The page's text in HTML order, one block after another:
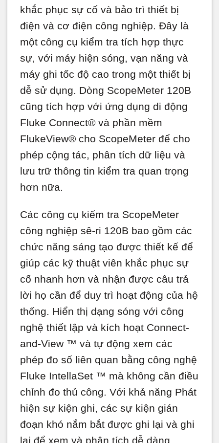
khắc phục sự cố và bảo trì thiết bị
điện và cơ điện công nghiệp. Đây là
một công cụ kiểm tra tích hợp thực
sự, với máy hiện sóng, vạn năng và
máy ghi tốc độ cao trong một thiết bị
dễ sử dụng. Dòng ScopeMeter 120B
cũng tích hợp với ứng dụng di động
Fluke Connect® và phần mềm
FlukeView® cho ScopeMeter để cho
phép cộng tác, phân tích dữ liệu và
lưu trữ thông tin kiểm tra quan trọng
hơn nữa.
Các công cụ kiểm tra ScopeMeter
công nghiệp sê-ri 120B bao gồm các
chức năng sáng tạo được thiết kế để
giúp các kỹ thuật viên khắc phục sự
cố nhanh hơn và nhận được câu trả
lời họ cần để duy trì hoạt động của hệ
thống. Hiển thị dạng sóng với công
nghệ thiết lập và kích hoạt Connect-
and-View ™ và tự động xem các
phép đo số liên quan bằng công nghệ
Fluke IntellaSet ™ mà không cần điều
chỉnh đo thủ công. Với khả năng Phát
hiện sự kiện ghi, các sự kiện gián
đoạn khó nắm bắt được ghi lại và ghi
lại để xem và phân tích dễ dàng.